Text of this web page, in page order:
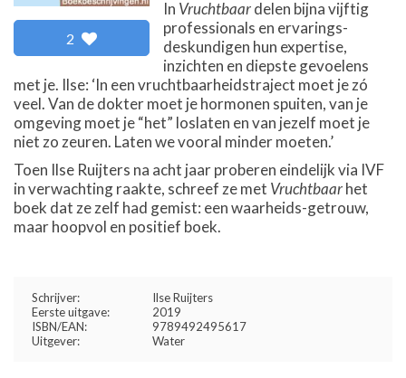
2
In Vruchtbaardelen bijna vijftig
professionals en ervarings-
deskundigen hun expertise,
inzichten en diepste gevoelens
met je. Ilse: ‘In een vruchtbaarheidstraject moet je zó
veel. Van de dokter moet je hormonen spuiten, van je
omgeving moet je “het” loslaten en van jezelf moet je
niet zo zeuren. Laten we vooral minder moeten.’
Toen Ilse Ruijters na acht jaar proberen eindelijk via IVF
in verwachting raakte, schreef ze met Vruchtbaarhet
boek dat ze zelf had gemist: een waarheids-getrouw,
maar hoopvol en positief boek.
Schrijver:
Ilse Ruijters
Eerste uitgave:
2019
ISBN/EAN:
9789492495617
Uitgever:
Water